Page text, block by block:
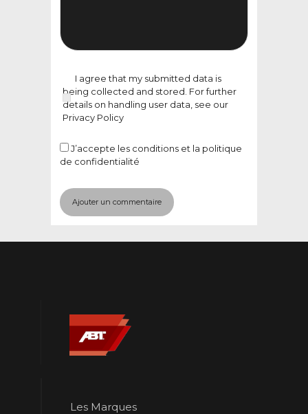
I agree that my submitted data is
being collected and stored. For further
details on handling user data, see our
Privacy Policy
J’accepte les conditions et la politique
de confidentialité
Les Marques